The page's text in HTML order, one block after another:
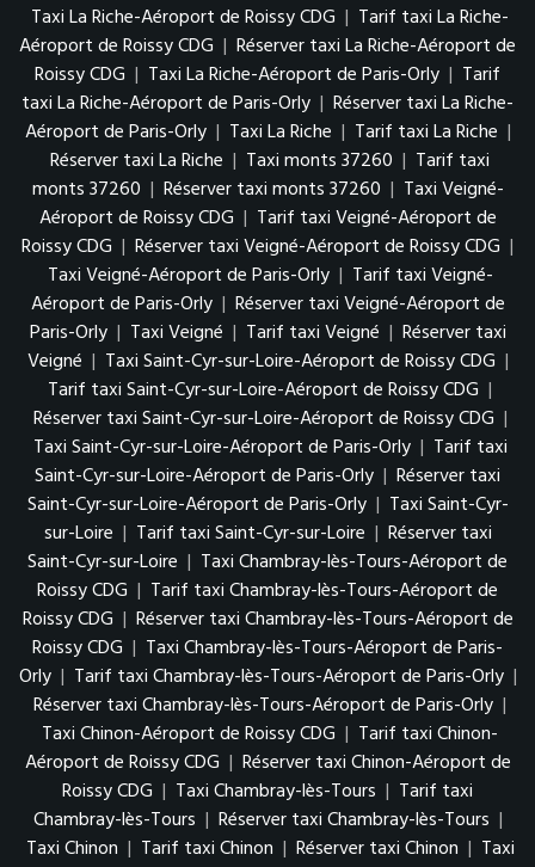
Taxi La Riche-Aéroport de Roissy CDG | Tarif taxi La Riche-
Aéroport de Roissy CDG | Réserver taxi La Riche-Aéroport de
Roissy CDG | Taxi La Riche-Aéroport de Paris-Orly | Tarif
taxi La Riche-Aéroport de Paris-Orly | Réserver taxi La Riche-
Aéroport de Paris-Orly | Taxi La Riche | Tarif taxi La Riche |
Réserver taxi La Riche | Taxi monts 37260 | Tarif taxi
monts 37260 | Réserver taxi monts 37260 | Taxi Veigné-
Aéroport de Roissy CDG | Tarif taxi Veigné-Aéroport de
Roissy CDG | Réserver taxi Veigné-Aéroport de Roissy CDG |
Taxi Veigné-Aéroport de Paris-Orly | Tarif taxi Veigné-
Aéroport de Paris-Orly | Réserver taxi Veigné-Aéroport de
Paris-Orly | Taxi Veigné | Tarif taxi Veigné | Réserver taxi
Veigné | Taxi Saint-Cyr-sur-Loire-Aéroport de Roissy CDG |
Tarif taxi Saint-Cyr-sur-Loire-Aéroport de Roissy CDG |
Réserver taxi Saint-Cyr-sur-Loire-Aéroport de Roissy CDG |
Taxi Saint-Cyr-sur-Loire-Aéroport de Paris-Orly | Tarif taxi
Saint-Cyr-sur-Loire-Aéroport de Paris-Orly | Réserver taxi
Saint-Cyr-sur-Loire-Aéroport de Paris-Orly | Taxi Saint-Cyr-
sur-Loire | Tarif taxi Saint-Cyr-sur-Loire | Réserver taxi
Saint-Cyr-sur-Loire | Taxi Chambray-lès-Tours-Aéroport de
Roissy CDG | Tarif taxi Chambray-lès-Tours-Aéroport de
Roissy CDG | Réserver taxi Chambray-lès-Tours-Aéroport de
Roissy CDG | Taxi Chambray-lès-Tours-Aéroport de Paris-
Orly | Tarif taxi Chambray-lès-Tours-Aéroport de Paris-Orly |
Réserver taxi Chambray-lès-Tours-Aéroport de Paris-Orly |
Taxi Chinon-Aéroport de Roissy CDG | Tarif taxi Chinon-
Aéroport de Roissy CDG | Réserver taxi Chinon-Aéroport de
Roissy CDG | Taxi Chambray-lès-Tours | Tarif taxi
Chambray-lès-Tours | Réserver taxi Chambray-lès-Tours |
Taxi Chinon | Tarif taxi Chinon | Réserver taxi Chinon | Taxi